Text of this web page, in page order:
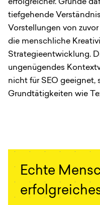
erfolgreicher. Gründe
tiefgehende
Vorstellungen von
die menschliche
Strategieentwicklung.
ungenügendes
nicht für SEO geeignet,
Grundtätigkeiten wie
Echte